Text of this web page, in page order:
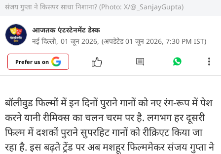
संजय गुप्ता ने किसपर साधा निशाना? (Photo: X/@_SanjayGupta)
आजतक एंटरटेनमेंट डेस्क
नई दिल्ली, 01 जून 2026, (अपडेटेड 01 जून 2026, 7:30 PM IST)
Prefer us on
बॉलीवुड फिल्मों में इन दिनों पुराने गानों को नए रंग-रूप में पेश
करने यानी रीमिक्स का चलन चरम पर है. लगभग हर दूसरी
फिल्म में दशकों पुराने सुपरहिट गानों को रीक्रिएट किया जा
रहा है. इस बढ़ते ट्रेंड पर अब मशहूर फिल्ममेकर संजय गुप्ता ने